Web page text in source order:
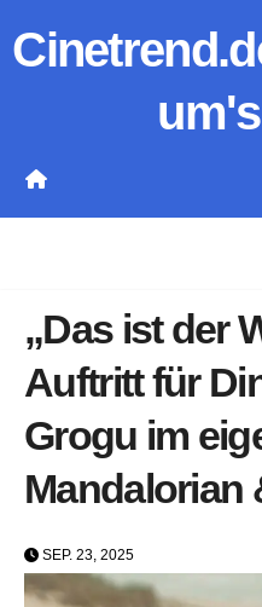
Inhalt
„Das ist der
Auftritt für
Grogu im
Mandalorian
SEP. 23, 2025